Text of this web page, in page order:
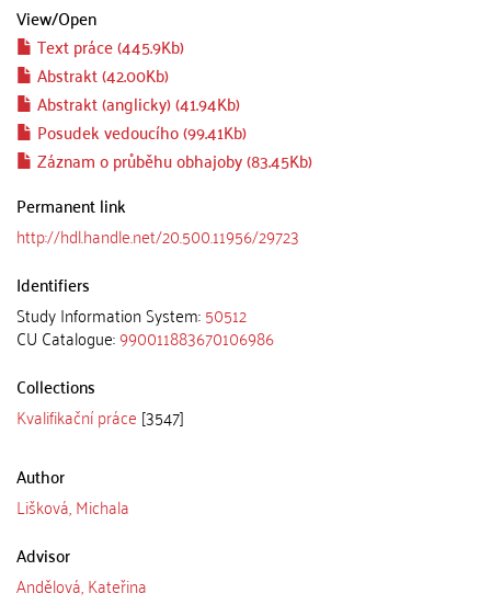
View/Open
Text práce (445.9Kb)
Abstrakt (42.00Kb)
Abstrakt (anglicky) (41.94Kb)
Posudek vedoucího (99.41Kb)
Záznam o průběhu obhajoby (83.45Kb)
Permanent link
http://hdl.handle.net/20.500.11956/29723
Identifiers
Study Information System:50512
CU Catalogue:990011883670106986
Collections
Kvalifikační práce [3547]
Author
Lišková, Michala
Advisor
Andělová, Kateřina